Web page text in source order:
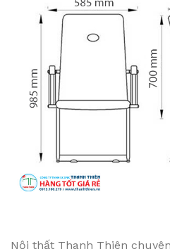
Nội thất Thanh Thiên